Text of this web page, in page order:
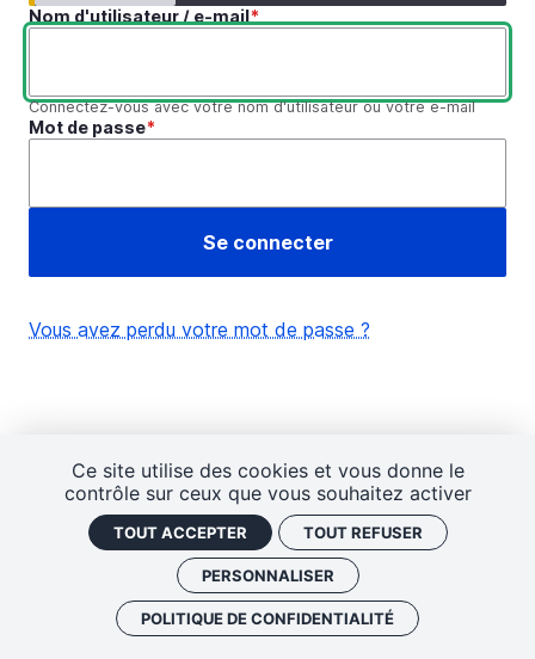
Ce site utilise des cookies et vous donne le
contrôle sur ceux que vous souhaitez activer
TOUT ACCEPTER TOUT REFUSER
PERSONNALISER
POLITIQUE DE CONFIDENTIALITÉ
Nom d'utilisateur / e-mail
Connectez-vous avec votre nom d'utilisateur ou votre e-mail
Mot de passe
Vous avez perdu votre mot de passe ?